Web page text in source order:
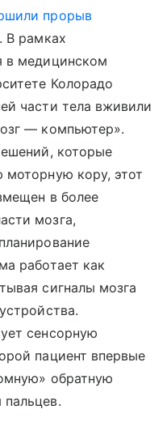
прорыв
В рамках
в медицинском
Колорадо
части тела вживили
— компьютер».
которые
моторную кору, этот
в более
мозга,
работает как
сигналы мозга
сенсорную
пациент впервые
обратную